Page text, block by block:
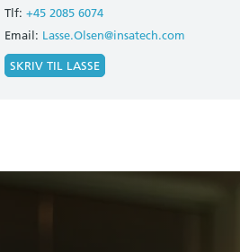
Tlf: +45 2085 6074
Email: Lasse.Olsen@insatech.com
SKRIV TIL LASSE